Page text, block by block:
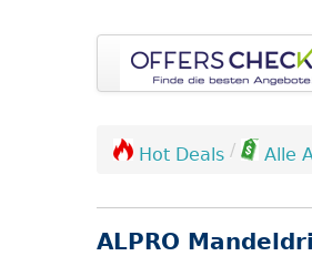
Hot Deals / Alle
ALPRO